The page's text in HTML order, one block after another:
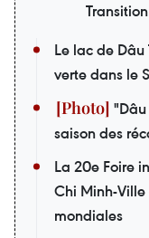
Le lac de
verte dans le
saison des
La 20e Foire
Chi Minh-
mondiales